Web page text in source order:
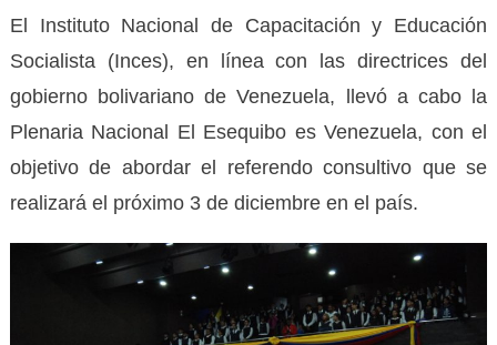
El Instituto Nacional de Capacitación y Educación
Socialista (Inces), en línea con las directrices del
gobierno bolivariano de Venezuela, llevó a cabo la
Plenaria Nacional El Esequibo es Venezuela, con el
objetivo de abordar el referendo consultivo que se
realizará el próximo 3 de diciembre en el país.